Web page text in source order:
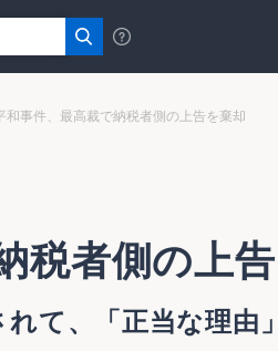
和事件、最高裁で納税者側の上告を棄却
税者側の上
て、「正当な理由